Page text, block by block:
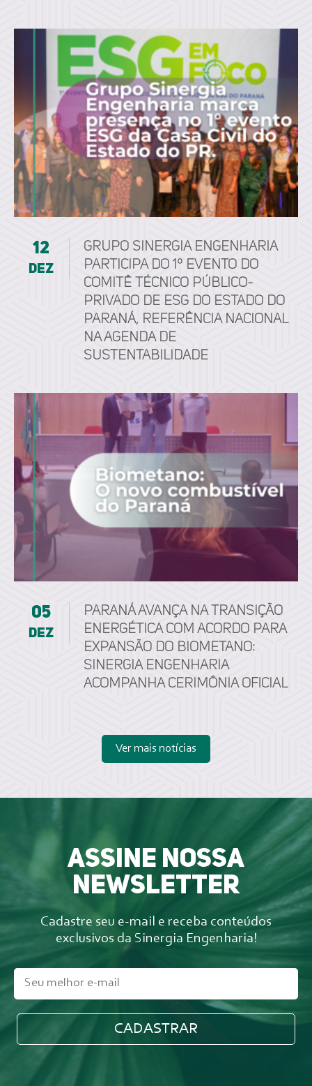
12
dez
Grupo Sinergia Engenharia
participa do 1º Evento do
Comitê Técnico Público-
Privado de ESG do Estado do
Paraná, referência nacional
na agenda de
sustentabilidade
05
dez
Paraná avança na transição
energética com acordo para
expansão do biometano:
Sinergia Engenharia
acompanha cerimônia oficial
Ver mais notícias
Assine nossa
newsletter
Cadastre seu e-mail e receba conteúdos
exclusivos da Sinergia Engenharia!